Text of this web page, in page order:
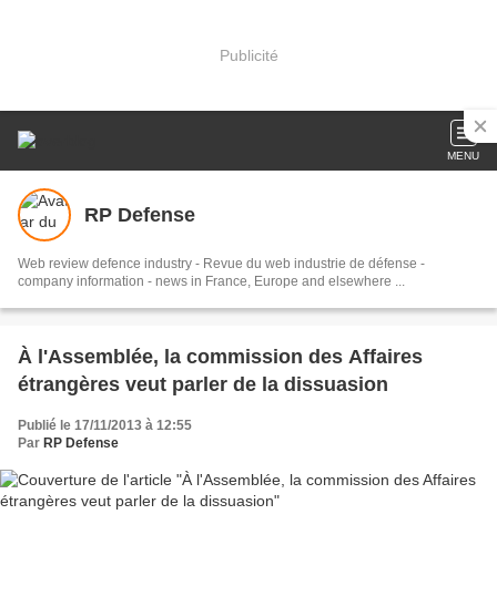
Publicité
MENU
RP Defense
Web review defence industry - Revue du web industrie de défense -
company information - news in France, Europe and elsewhere ...
À l'Assemblée, la commission des Affaires
étrangères veut parler de la dissuasion
Publié le 17/11/2013 à 12:55
Par RP Defense